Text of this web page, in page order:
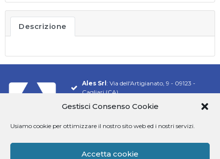
Gestisci Consenso Cookie
Usiamo cookie per ottimizzare il nostro sito web ed i nostri servizi.
Accetta cookie
Descrizione
Ales Srl : Via dell'Artigianato, 9 - 09123 -
Cagliari (CA)
Tel.070 548 9106
P.Iva02457970925